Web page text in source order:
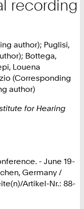
recording
author); Puglisi,
Bottega,
Louena
(Corresponding
author)
for Hearing
- June 19-
Germany /
Artikel-Nr.: 88-